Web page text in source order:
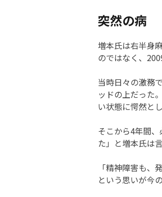
突然の病
増本氏は右半身
のではなく、
当時日々の激務
ッドの上だった
い状態に愕然とし
そこから4年間
た」と増本氏は言
「精神障害も
という思いが今